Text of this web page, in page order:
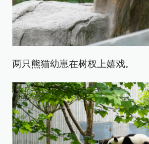
两只熊猫幼崽在树杈上嬉戏。